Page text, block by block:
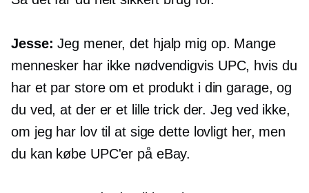
Jesse: Jeg mener, det hjalp mig op. Mange
mennesker har ikke nødvendigvis UPC, hvis du
har et par store om et produkt i din garage, og
du ved, at der er et lille trick der. Jeg ved ikke,
om jeg har lov til at sige dette lovligt her, men
du kan købe UPC'er på eBay.